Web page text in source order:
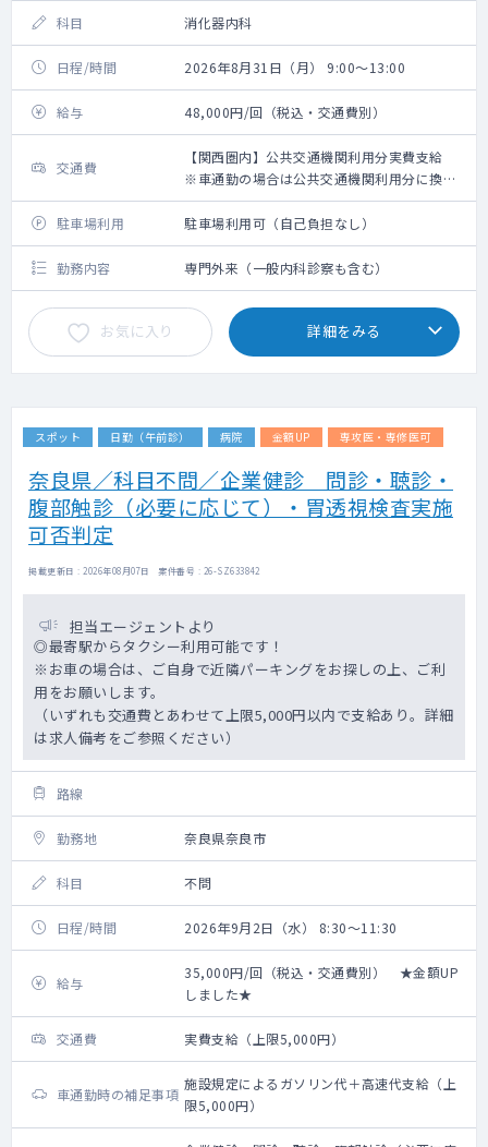
科目 消化器内科
日程/時間 2026年8月31日（月） 9:00～13:00
給与 48,000円/回（税込・交通費別）
交通費
【関西圏内】公共交通機関利用分実費支給
※車通勤の場合は公共交通機関利用分に換算
して支給（高速代は支給無し）【関西圏外】
上限10,000円の支給
駐車場利用 駐車場利用可（自己負担なし）
勤務内容 専門外来（一般内科診察も含む）
お気に入り 詳細をみる
スポット 日勤（午前診） 病院 金額UP 専攻医・専修医可
奈良県／科目不問／企業健診 問診・聴診・
腹部触診（必要に応じて）・胃透視検査実施
可否判定
掲載更新日 : 2026年08月07日 案件番号 : 26-SZ633842
担当エージェントより
◎最寄駅からタクシー利用可能です！
※お車の場合は、ご自身で近隣パーキングをお探しの上、ご利
用をお願いします。
（いずれも交通費とあわせて上限5,000円以内で支給あり。詳細
は求人備考をご参照ください）
路線
勤務地 奈良県奈良市
科目 不問
日程/時間 2026年9月2日（水） 8:30～11:30
給与
35,000円/回（税込・交通費別） ★金額UP
しました★
交通費 実費支給（上限5,000円）
車通勤時の補足事項
施設規定によるガソリン代＋高速代支給（上
限5,000円）